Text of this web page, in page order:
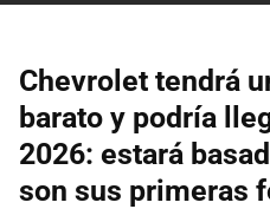
Chevrolet tendrá
barato y podría
2026: estará
son sus primeras